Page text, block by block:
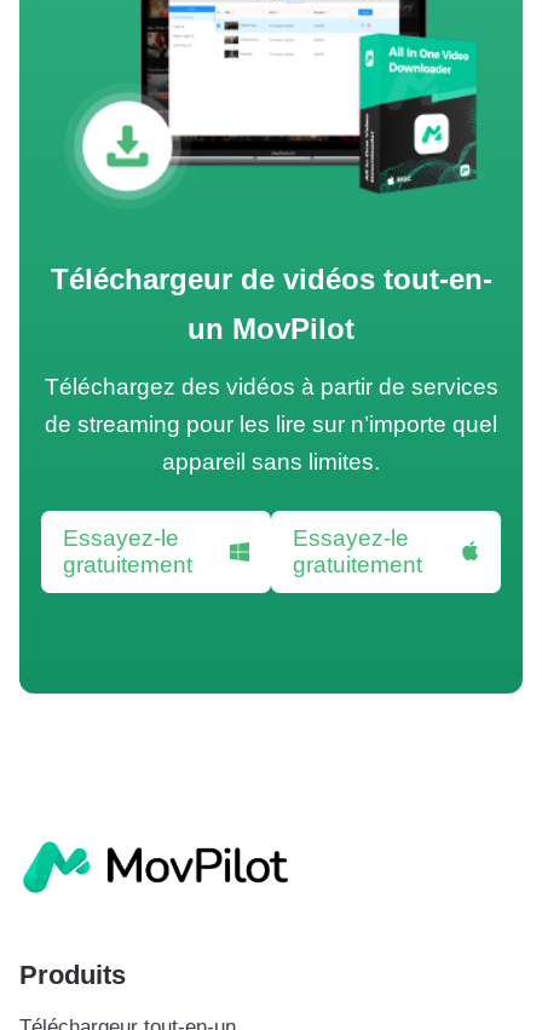
Téléchargeur de vidéos tout-en-
un MovPilot
Téléchargez des vidéos à partir de services
de streaming pour les lire sur n’importe quel
appareil sans limites.
Essayez-le
gratuitement
Essayez-le
gratuitement
Produits